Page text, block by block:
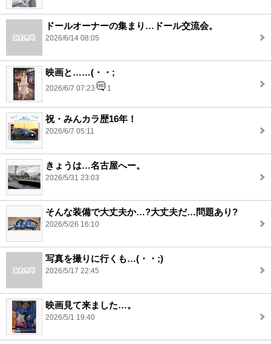
ドールオーナーの集まり…ドール交流会。
2026/6/14 08:05
映画と……(・・;
2026/6/7 07:23 1
祝・みんカラ歴16年！
2026/6/7 05:11
きょうは…名古屋へー。
2026/5/31 23:03
そんな装備で大丈夫か…?大丈夫だ…問題あり?
2026/5/26 16:10
写真を撮りに行くも…(・・;)
2026/5/17 22:45
映画見て来ました…。
2026/5/1 19:40